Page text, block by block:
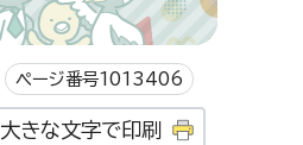
ページ番号1013406
大きな文字で印刷